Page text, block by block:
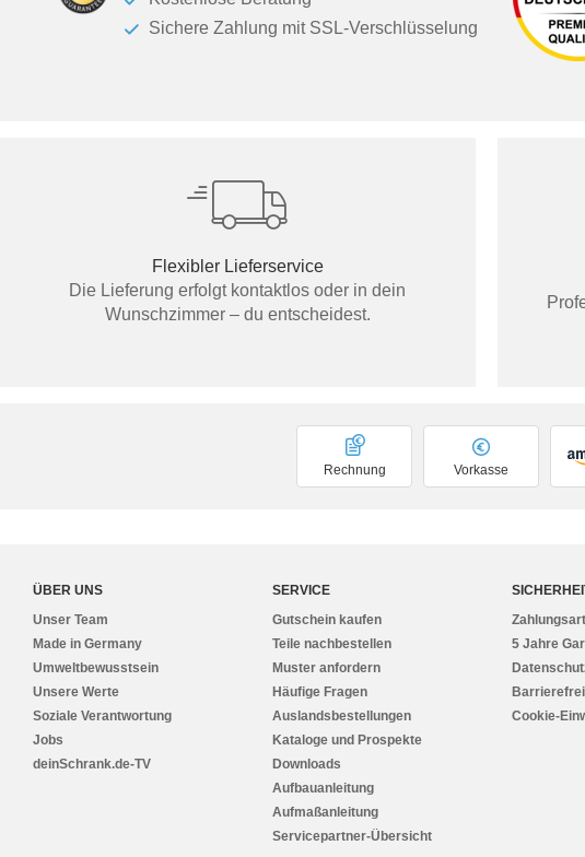
Sichere Zahlung mit SSL-Verschlüsselung
Flexibler Lieferservice
Die Lieferung erfolgt kontaktlos oder in dein
Wunschzimmer – du entscheidest.
Vorkasse
Rechnung
ÜBER UNS
Unser Team
Made in Germany
Umweltbewusstsein
Unsere Werte
Soziale Verantwortung
Jobs
deinSchrank.de-TV
SERVICE
Gutschein kaufen
Teile nachbestellen
Muster anfordern
Häufige Fragen
Auslandsbestellungen
Kataloge und Prospekte
Downloads
Aufbauanleitung
Aufmaßanleitung
Servicepartner-Übersicht
5 Jahre
Cookie-